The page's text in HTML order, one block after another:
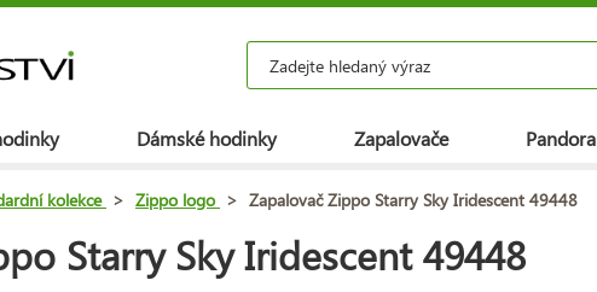
Dámské hodinky Zapalovače Pandora
kolekce > Zippo logo > Zapalovač Zippo Starry Sky Iridescent 49448
Starry Sky Iridescent 49448